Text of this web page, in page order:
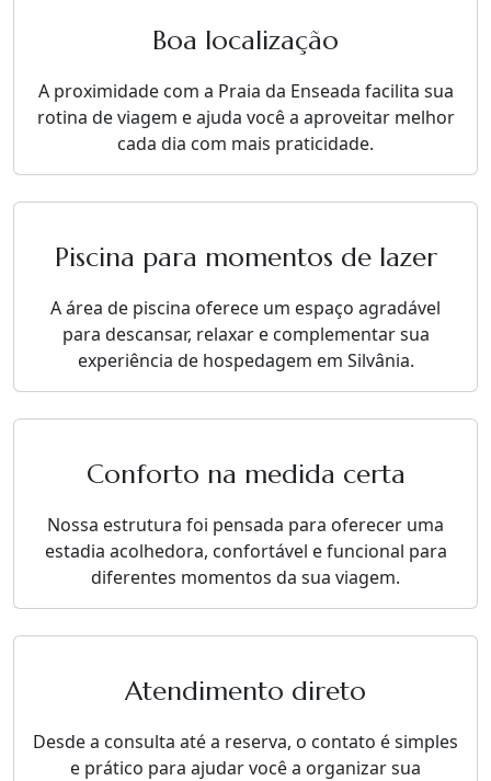
Boa localização
A proximidade com a Praia da Enseada facilita sua
rotina de viagem e ajuda você a aproveitar melhor
cada dia com mais praticidade.
Piscina para momentos de lazer
A área de piscina oferece um espaço agradável
para descansar, relaxar e complementar sua
experiência de hospedagem em Silvânia.
Conforto na medida certa
Nossa estrutura foi pensada para oferecer uma
estadia acolhedora, confortável e funcional para
diferentes momentos da sua viagem.
Atendimento direto
Desde a consulta até a reserva, o contato é simples
e prático para ajudar você a organizar sua